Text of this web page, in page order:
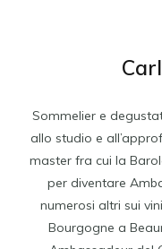
Sommelier e
allo studio e
master fra cui la
per diventare
numerosi altri sui
Bourgogne a